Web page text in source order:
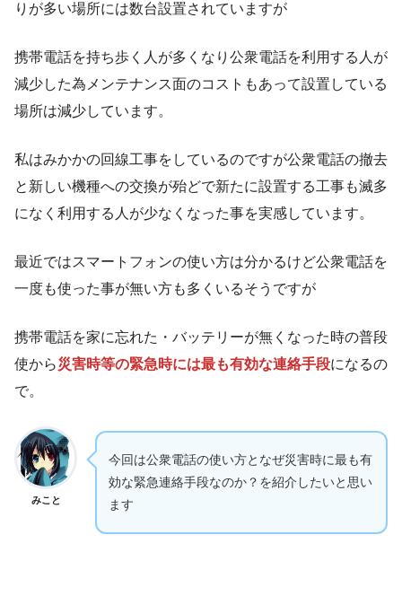
りが多い場所には数台設置されていますが
携帯電話を持ち歩く人が多くなり公衆電話を利用する人が
減少した為メンテナンス面のコストもあって設置している
場所は減少しています。
私はみかかの回線工事をしているのですが公衆電話の撤去
と新しい機種への交換が殆どで新たに設置する工事も滅多
になく利用する人が少なくなった事を実感しています。
最近ではスマートフォンの使い方は分かるけど公衆電話を
一度も使った事が無い方も多くいるそうですが
携帯電話を家に忘れた・バッテリーが無くなった時の普段
使から災害時等の緊急時には最も有効な連絡手段になるの
で。
みこと
今回は公衆電話の使い方となぜ災害時に最も有
効な緊急連絡手段なのか？を紹介したいと思い
ます